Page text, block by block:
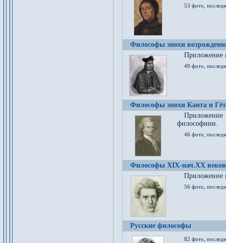
53 фото,
Философы эпохи
Приложение
49 фото,
Философы эпохи Канта и
философиии.
46 фото,
Философы XIX-нач.XX веков
Приложение
56 фото,
Русские философы
82 фото,